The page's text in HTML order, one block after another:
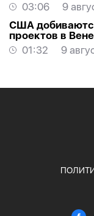
03:06
9
США
проектов в
01:32
9